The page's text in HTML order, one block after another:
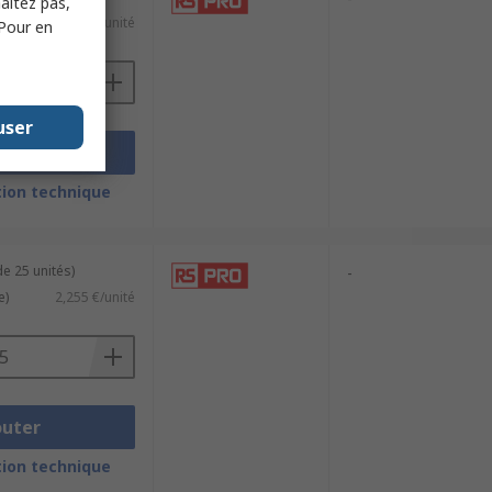
0,944 €/unité
technique
25 unités)
2,255 €/unité
technique
-
en